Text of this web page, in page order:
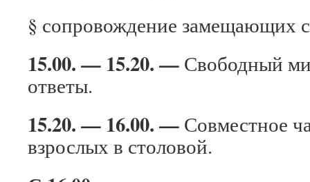
§ сопровождение замещающих
15.00. — 15.20. — Свободный
ответы.
15.20. — 16.00. — Совместное
взрослых в столовой.